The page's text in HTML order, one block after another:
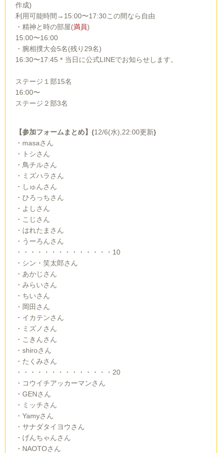
作成)
利用可能時間→15:00〜17:30この間なら自由
・精神と時の部屋(満員)
15:00〜16:00
・腕相撲大会5名(残り29名)
16:30〜17:45＊当日に公式LINEでお知らせします。
ステージ１部15名
16:00〜
ステージ２部3名
【参加フォームまとめ】(12/6(水),22:00更新)
・masaさん
・トシさん
・鳥チルさん
・ミズハラさん
・しゅんさん
・ひろっちさん
・よしさん
・こじさん
・はれたまさん
・うーろんさん
・・・・・・・・・・・・・・10
・シン・笑太郎さん
・あかじさん
・みらいさん
・ちいさん
・岡田さん
・イカテンさん
・ミズノさん
・こきんさん
・shiroさん
・たくみさん
・・・・・・・・・・・・・・20
・コウイチアッカーマンさん
・GENさん
・ミッチさん
・Yamyさん
・サナダタイヨウさん
・げんちゃんさん
・NAOTOさん